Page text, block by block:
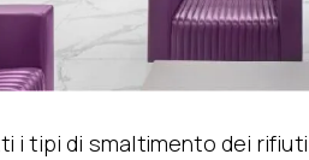
i tipi di smaltimento dei